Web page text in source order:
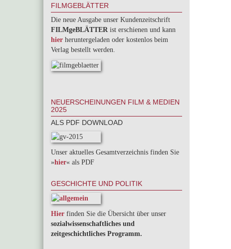
FILMGEBLÄTTER
Die neue Ausgabe unser Kundenzeitschrift
FILMgeBLÄTTER ist erschienen und kann
hier heruntergeladen oder kostenlos beim
Verlag bestellt werden.
NEUERSCHEINUNGEN FILM & MEDIEN
2025
ALS PDF DOWNLOAD
Unser aktuelles Gesamtverzeichnis finden Sie
»hier« als PDF
GESCHICHTE UND POLITIK
Hier finden Sie die Übersicht über unser
sozialwissenschaftliches und
zeitgeschichtliches Programm.